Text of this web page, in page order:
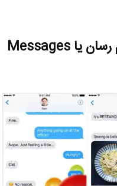
ویژگی های جدید برنامه پیام رسان یا Messages